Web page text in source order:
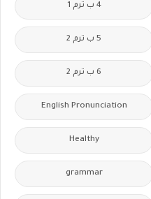
4 ب ترم 1
5 ب ترم 2
6 ب ترم 2
English Pronunciation
Healthy
grammar